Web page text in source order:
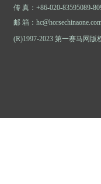
传 真：+86-020-83595089-
邮 箱：
(R)1997-2023 第一赛马网版